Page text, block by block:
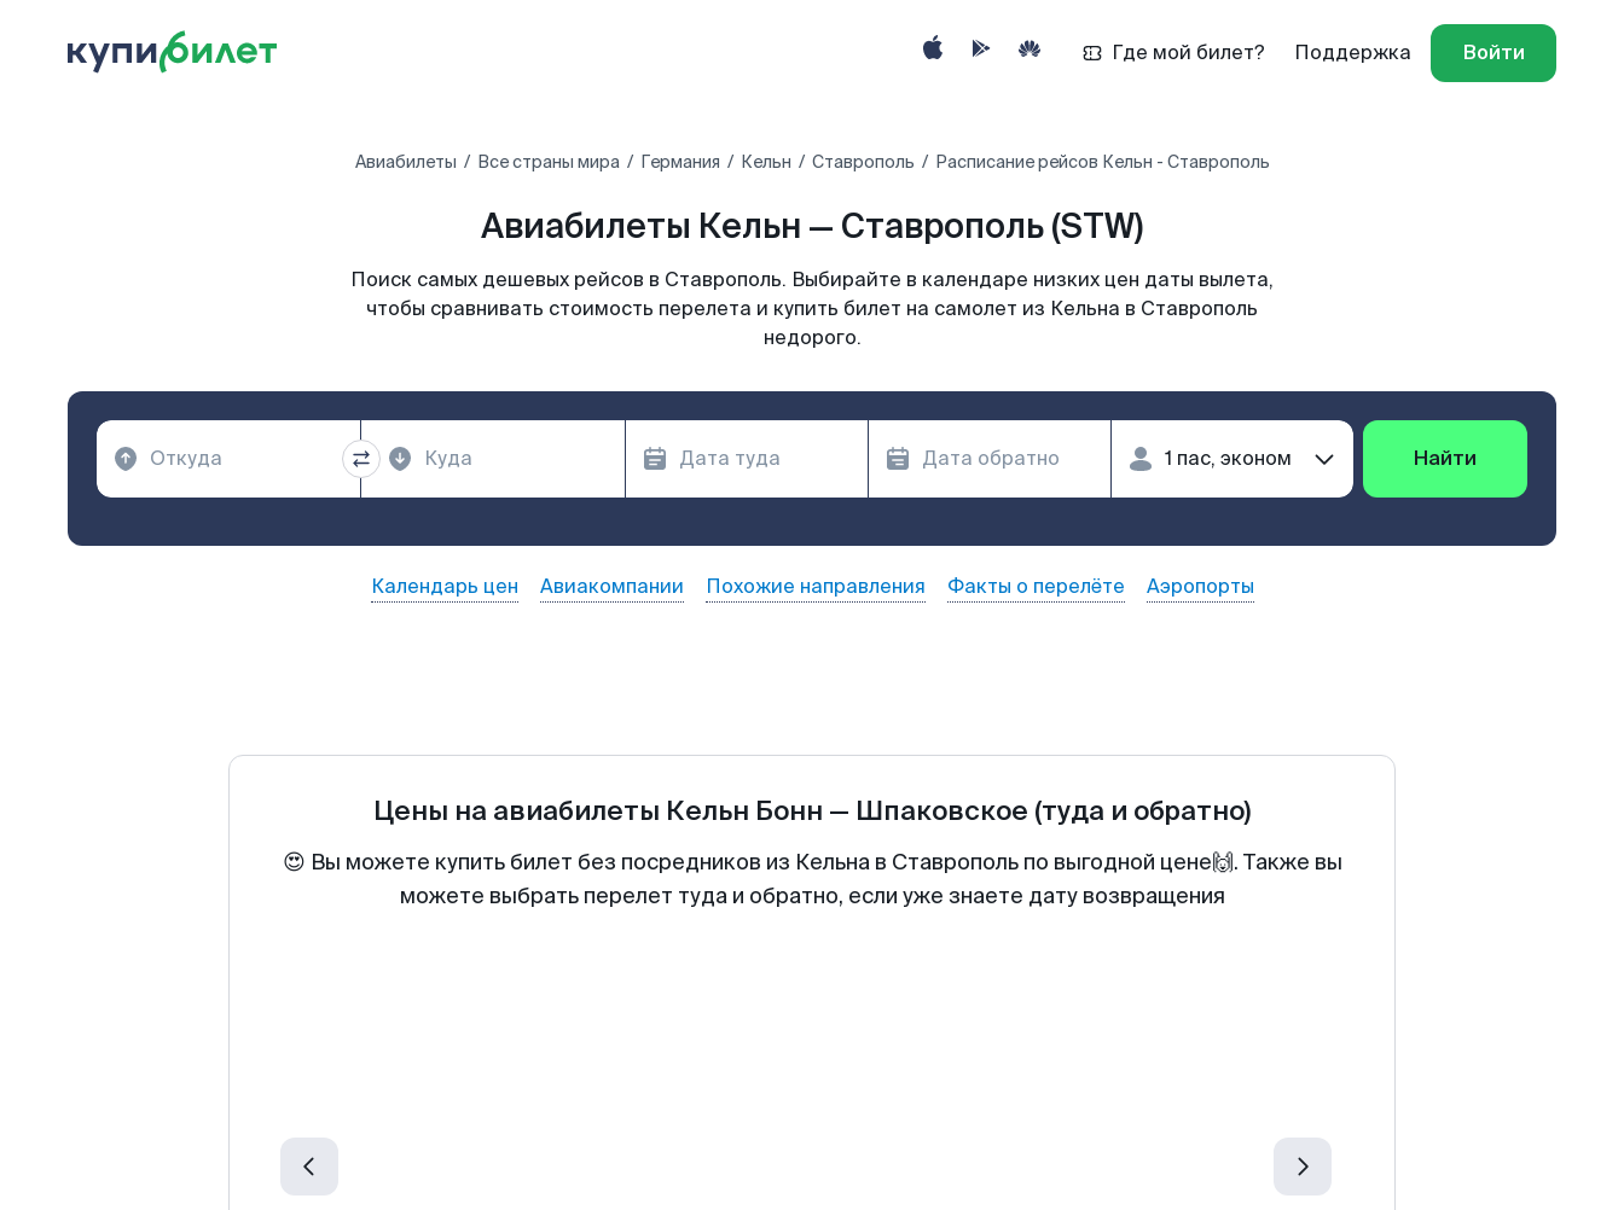
Где мой билет? Поддержка Войти
Авиабилеты Все страны мира Германия Кельн Ставрополь Расписание рейсов Кельн - Ставрополь
Авиабилеты Кельн — Ставрополь (STW)
Поиск самых дешевых рейсов в Ставрополь. Выбирайте в календаре низких цен даты вылета,
чтобы сравнивать стоимость перелета и купить билет на самолет из Кельна в Ставрополь
недорого.
Найти
Календарь цен Авиакомпании Похожие направления Факты о перелёте Аэропорты
Цены на авиабилеты Кельн Бонн — Шпаковское (туда и обратно)
😍 Вы можете купить билет без посредников из Кельна в Ставрополь по выгодной цене🙌. Также вы
можете выбрать перелет туда и обратно, если уже знаете дату возвращения